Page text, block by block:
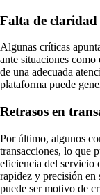
Falta de claridad
Algunas críticas
ante situaciones
de una adecuada
plataforma puede
Retrasos en
Por último, algunos
transacciones, lo que
eficiencia del servicio
rapidez y precisión en
puede ser motivo de